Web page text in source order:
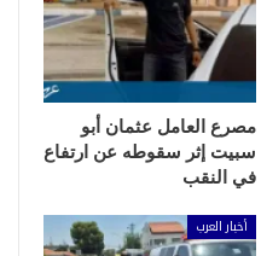
مصرع العامل عثمان أبو
سبيت إثر سقوطه عن ارتفاع
في النقب
أخبار العرب